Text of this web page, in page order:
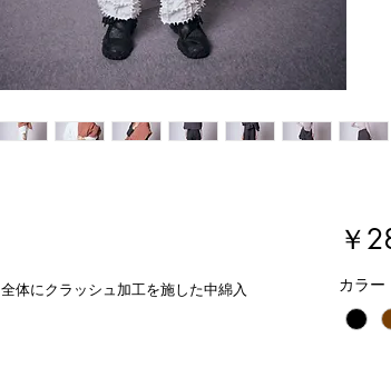
体にクラッシュ加工を施した中綿入
￥
カラー